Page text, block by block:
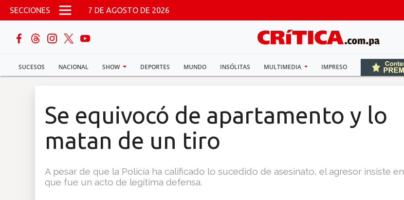
Pasar al contenido principal
SECCIONES 7 DE AGOSTO DE 2026
SUCESOS NACIONAL SHOW DEPORTES MUNDO INSÓLITAS MULTIMEDIA IMPRESO
buscar
Sucesos
Se equivocó de apartamento y lo
matan de un tiro
A pesar de que la Policía ha calificado lo sucedido de asesinato, el agresor insiste en
que fue un acto de legítima defensa.